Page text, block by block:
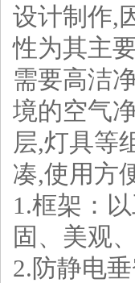
设计制作,
性为其主
需要高洁
境的空气
层,灯具等
凑,使用方
1.框架：
固、美观
2.防静电